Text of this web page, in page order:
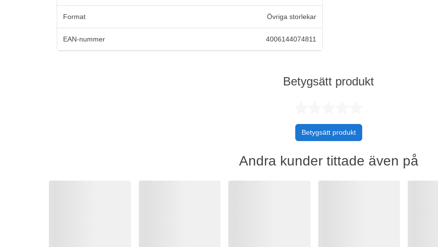
Format Övriga storlekar
EAN-nummer 4006144074811
Betygsätt produkt
Betygsätt produkt
Andra kunder tittade även på